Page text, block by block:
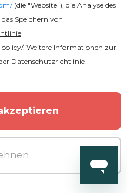
(die "Website"), die Analyse des
Speichern von
. Weitere Informationen zur
Datenschutzrichtlinie